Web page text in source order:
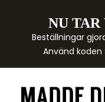
NU
Beställningar
Använd koden